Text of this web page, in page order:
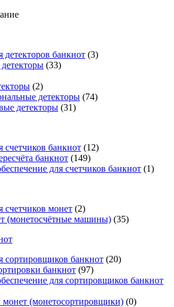
детекторов банкнот (3)
(33)
(2)
детекторы (74)
детекторы (31)
счетчиков банкнот (12)
банкнот (149)
для счетчиков банкнот (1)
счетчиков монет (2)
(монетосчётные машины) (35)
сортировщиков банкнот (20)
банкнот (97)
для сортировщиков банкнот
(монетосортировщики) (0)